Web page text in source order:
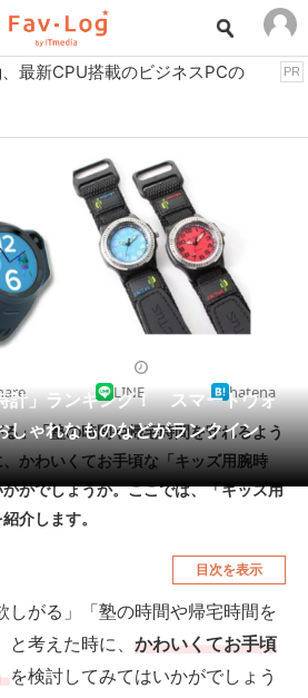
おもちゃ・ホビー
キッチン家電
ゲーム
スイーツ・お菓子
スマホ・携帯電話
家電
本・DVD・CD
生活用品
美容・コスメ
食品・飲料・お酒
最新CPU搭載のビジネスPCの
PR
計」ランキング！ スマートウォ
しゃれなものなどがランクイン
LINE hatena
」「塾の時間や帰宅時間を守れるよう
かわいくてお手頃な「キッズ用腕時
がでしょうか。ここでは、「キッズ用
介します。
目次を表示
がる」「塾の時間や帰宅時間を
考えた時に、 かわいくてお手頃
を検討してみてはいかがでしょう